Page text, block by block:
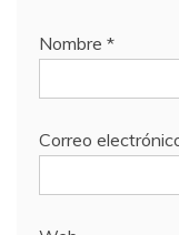
Nombre *
Correo